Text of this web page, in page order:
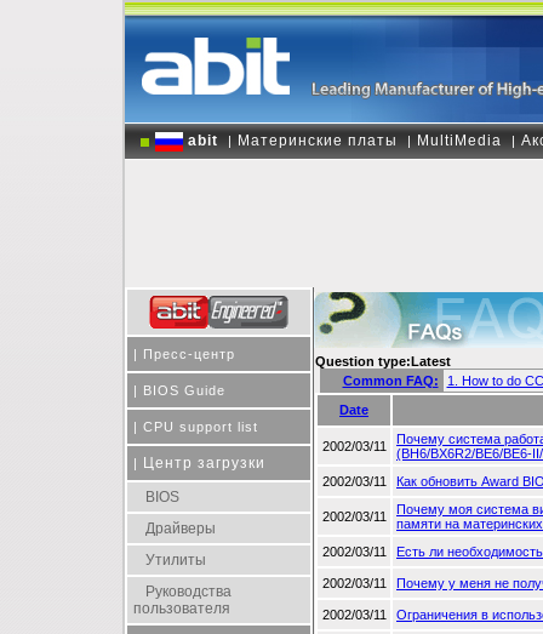
abit | Материнские платы | MultiMedia |
| Пресс-центр
| BIOS Guide
| CPU support list
|
Центр загрузки
BIOS
Драйверы
Утилиты
Руководства
пользователя
Question type:Latest
Common FAQ:
1. How to do
Date
2002/03/11
Почему система
(BH6/BX6R2/BE6/BE6-
2002/03/11
Как обновить Award
2002/03/11
Почему моя система
памяти на
2002/03/11
Есть ли
2002/03/11 Почему у меня не
2002/03/11 Ограничения в